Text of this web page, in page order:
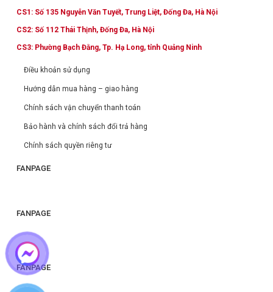
CS1: Số 135 Nguyễn Văn Tuyết, Trung Liệt, Đống Đa, Hà Nội
CS2: Số 112 Thái Thịnh, Đống Đa, Hà Nội
CS3: Phường Bạch Đằng, Tp. Hạ Long, tỉnh Quảng Ninh
Điều khoản sử dụng
Hướng dẫn mua hàng – giao hàng
Chính sách vận chuyển thanh toán
Bảo hành và chính sách đổi trả hàng
Chính sách quyền riêng tư
FANPAGE
FANPAGE
FANPAGE